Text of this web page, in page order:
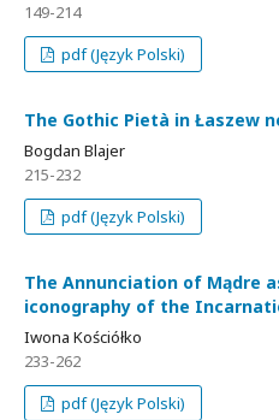
149-214
pdf (Język Polski)
The Gothic Pietà in Łaszew
Bogdan Blajer
215-232
pdf (Język Polski)
The Annunciation of Mądre
iconography of the
Iwona Kościółko
233-262
pdf (Język Polski)